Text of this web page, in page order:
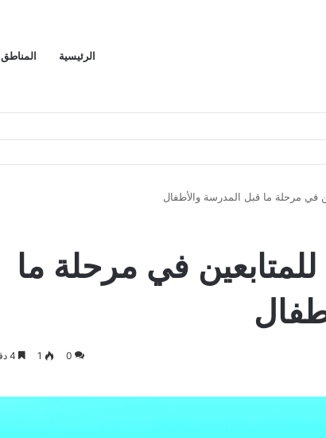
الرئيسية المناطق 1
بيومها الوطني
في مرحلة ما قبل المدرسة والأطفال
في مرحلة ما
0
1